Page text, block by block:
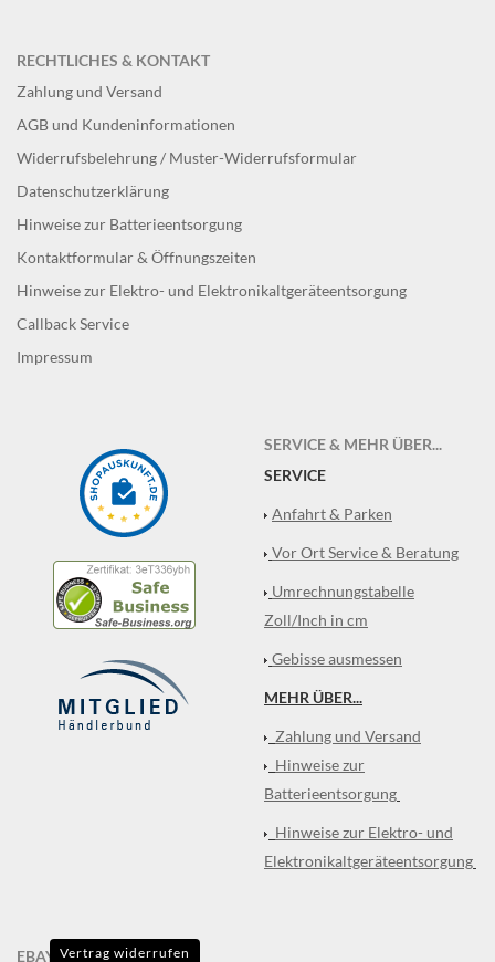
RECHTLICHES & KONTAKT
Zahlung und Versand
AGB und Kundeninformationen
Widerrufsbelehrung / Muster-Widerrufsformular
Datenschutzerklärung
Hinweise zur Batterieentsorgung
Kontaktformular & Öffnungszeiten
Hinweise zur Elektro- und Elektronikaltgeräteentsorgung
Callback Service
Impressum
SERVICE & MEHR ÜBER...
SERVICE
Anfahrt & Parken
Vor Ort Service & Beratung
Umrechnungstabelle
Zoll/Inch in cm
Gebisse ausmessen
MEHR ÜBER...
Zahlung und Versand
Hinweise zur
Batterieentsorgung
Hinweise zur Elektro- und
Elektronikaltgeräteentsorgung
EBAY Vertrag widerrufen